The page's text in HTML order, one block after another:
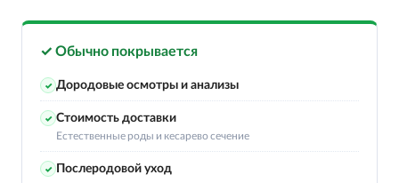
✓ Обычно покрывается
✓ Дородовые осмотры и анализы
✓ Стоимость доставки
Естественные роды и кесарево сечение
✓ Послеродовой уход